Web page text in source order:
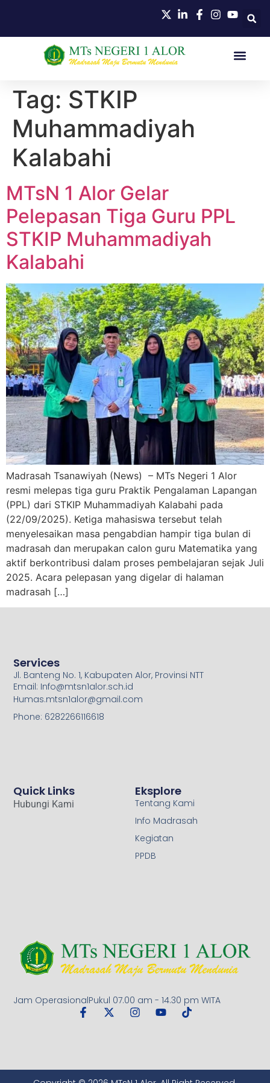
Tag: STKIP
Muhammadiyah
Kalabahi
MTsN 1 Alor Gelar
Pelepasan Tiga Guru PPL
STKIP Muhammadiyah
Kalabahi
Madrasah Tsanawiyah (News) – MTs Negeri 1 Alor
resmi melepas tiga guru Praktik Pengalaman Lapangan
(PPL) dari STKIP Muhammadiyah Kalabahi pada
(22/09/2025). Ketiga mahasiswa tersebut telah
menyelesaikan masa pengabdian hampir tiga bulan di
madrasah dan merupakan calon guru Matematika yang
aktif berkontribusi dalam proses pembelajaran sejak Juli
2025. Acara pelepasan yang digelar di halaman
madrasah […]
Jam OperasionalPukul 07.00 am - 14.30 pm WITA
Eksplore
Tentang Kami
Info Madrasah
Kegiatan
PPDB
Quick Links
Hubungi Kami
Services
Jl. Banteng No. 1, Kabupaten Alor, Provinsi NTT
Email: Info@mtsn1alor.sch.id
Humas.mtsn1alor@gmail.com
Phone: 6282266116618